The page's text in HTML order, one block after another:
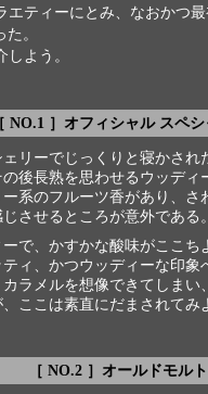
エティーにとみ、なおかつ
。
よう。
NO.1 ］オフィシャル スペ
ェリーでじっくりと寝かさ
後長熟を思わせるウッディ
系のフルーツ香があり、さ
じさせるところが意外である。
で、かすかな酸味がここち
ィ、かつウッディーな印象
ラメルを想像できてしま
ここは素直にだまされてみ
［ NO.2 ］オールドモル